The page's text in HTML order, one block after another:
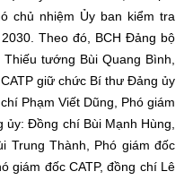
chủ nhiệm Ủy ban kiểm tra
Theo đó, BCH Đảng bộ
tướng Bùi Quang Bình,
giữ chức Bí thư Đảng ủy
Phạm Viết Dũng, Phó giám
ủy: Đồng chí Bùi Mạnh Hùng,
Trung Thành, Phó giám đốc
giám đốc CATP, đồng chí Lê